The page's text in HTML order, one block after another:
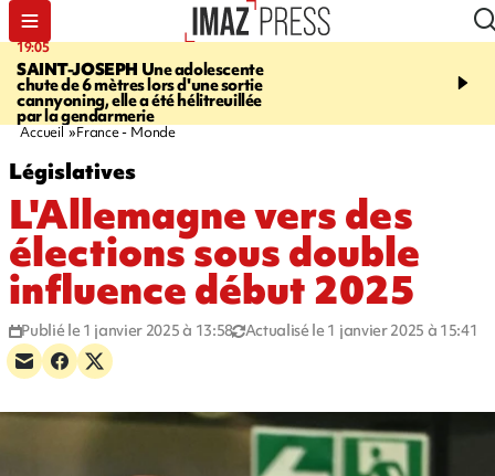
19:05
SAINT-JOSEPH Une adolescente
chute de 6 mètres lors d'une sortie
cannyoning, elle a été hélitreuillée
par la gendarmerie
20:44
rouée de coups,
Accueil France - Monde
Législatives
L'Allemagne vers des
élections sous double
influence début 2025
Publié le 1 janvier 2025 à 13:58 Actualisé le 1 janvier 2025 à 15:41